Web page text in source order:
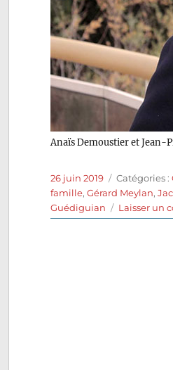
Anaïs Demoustier et Jean-
Publié
le
26 juin 2019 Catégories
Catégories :
famille,Gérard Meylan,
Guédiguian
Laisser un